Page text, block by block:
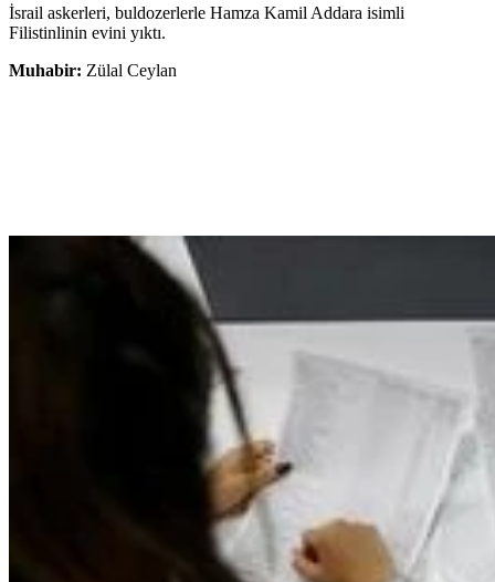
İsrail askerleri, buldozerlerle Hamza Kamil Addara isimli
Filistinlinin evini yıktı.
Muhabir: Zülal Ceylan